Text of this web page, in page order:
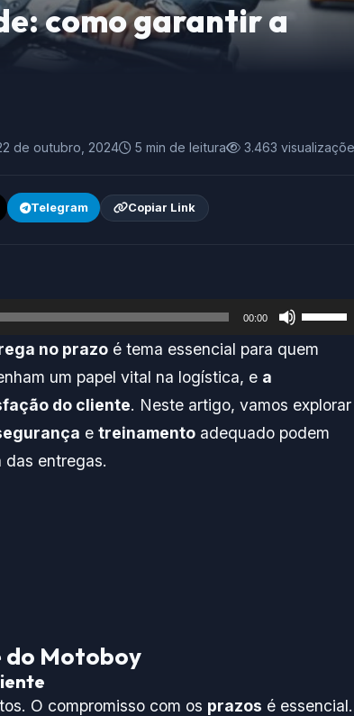
como garantir a
de outubro, 2024 5 min de leitura 3.463
Telegram Copiar Link
00:00
Use
para
cima
no prazoé tema essencial para quem
um papel vital na logística, e a
do cliente. Neste artigo, vamos explorar
e treinamentoadequado podem
das entregas.
do Motoboy
O compromisso com os prazos é essencial.